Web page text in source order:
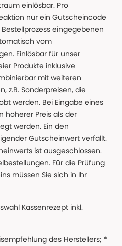
einlösbar. Pro
nur ein Gutscheincode
eingegebenen
vom
Einlösbar für unser
Produkte inklusive
mit weiteren
z.B. Sonderpreisen, die
werden. Bei Eingabe eines
höherer Preis als der
werden. Ein den
Gutscheinwert verfällt.
ist ausgeschlossen.
Für die Prüfung
müssen Sie sich in Ihr
Kassenrezept inkl.
des Herstellers; *